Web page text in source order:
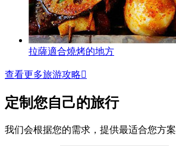
拉薩適合燒烤的地方
查看更多旅游攻略
定制您自己的旅行
我们会根据您的需求，提供最适合您方案